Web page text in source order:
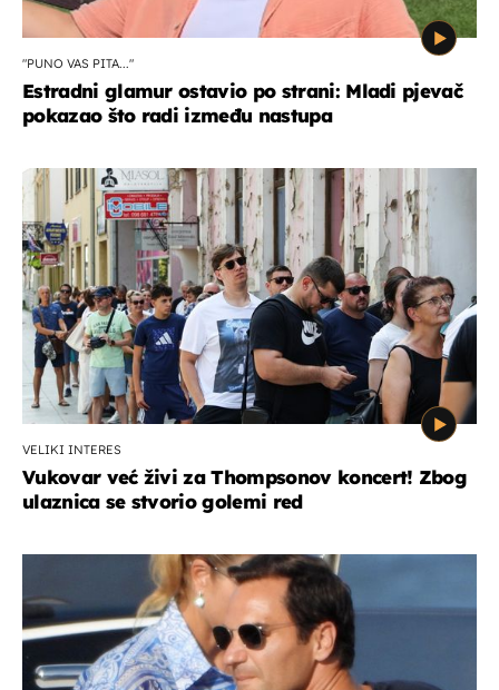
"PUNO VAS PITA..."
Estradni glamur ostavio po strani: Mladi pjevač
pokazao što radi između nastupa
VELIKI INTERES
Vukovar već živi za Thompsonov koncert! Zbog
ulaznica se stvorio golemi red